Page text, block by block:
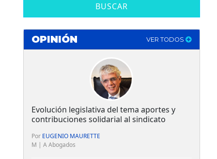
BUSCAR
OPINIÓN VER TODOS
Evolución legislativa del tema aportes y
contribuciones solidarial al sindicato
Por EUGENIO MAURETTE
M | A Abogados